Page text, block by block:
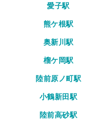
愛子駅
熊ケ根駅
奥新川駅
榴ケ岡駅
陸前原ノ町駅
小鶴新田駅
陸前高砂駅